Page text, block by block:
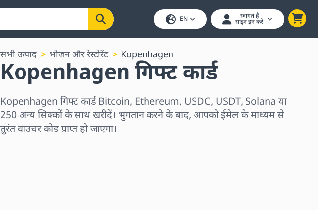
EN स्वागत है
साइन इन करें
सभी उत्पाद भोजन और रेस्टोरेंट Kopenhagen
Kopenhagen गिफ्ट कार्ड
Kopenhagen गिफ्ट कार्ड Bitcoin, Ethereum, USDC, USDT, Solana या
250 अन्य सिक्कों के साथ खरीदें। भुगतान करने के बाद, आपको ईमेल के माध्यम से
तुरंत वाउचर कोड प्राप्त हो जाएगा।